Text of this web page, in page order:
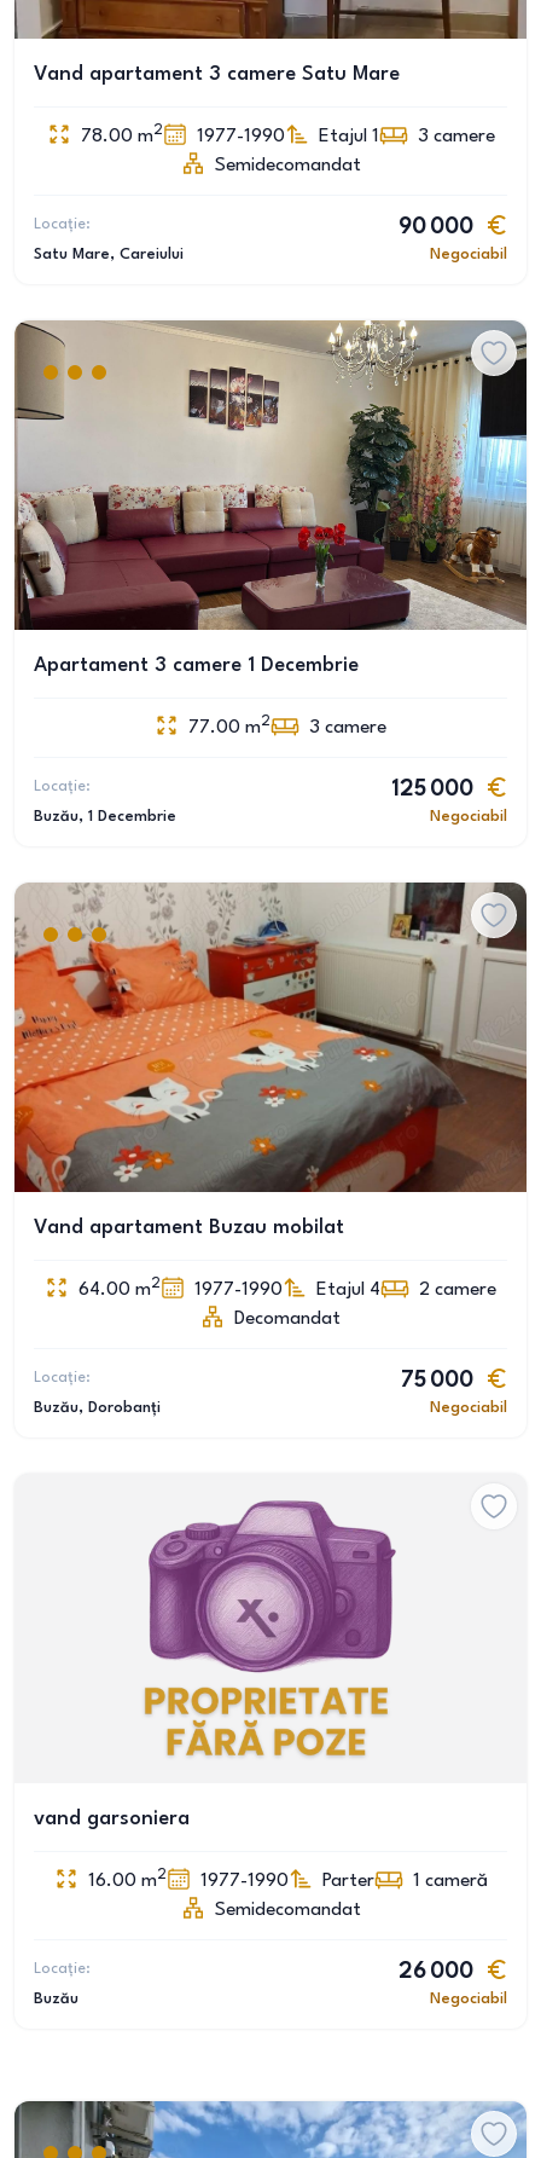
Vand apartament 3 camere Satu Mare
78.00 m2 1977-1990 Etajul 1 3 camere
Semidecomandat
Locație:
Satu Mare, Careiului
90 000
Negociabil
Apartament 3 camere 1 Decembrie
77.00 m2 3 camere
Locație:
Buzău, 1 Decembrie
125 000
Negociabil
Vand apartament Buzau mobilat
64.00 m2 1977-1990 Etajul 4 2 camere
Decomandat
Locație:
Buzău, Dorobanți
75 000
Negociabil
vand garsoniera
16.00 m2 1977-1990 Parter 1 cameră
Semidecomandat
Locație:
Buzău
26 000
Negociabil